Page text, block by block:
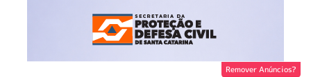
Remover Anúncios?